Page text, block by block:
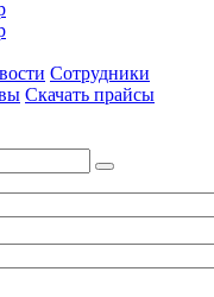
Сотрудники
Скачать прайсы